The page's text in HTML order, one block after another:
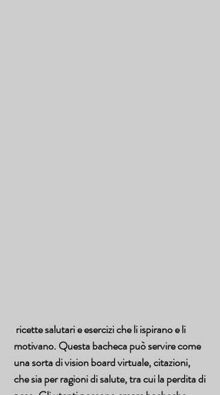
motivano. Questa bacheca può servire come
una sorta di vision board virtuale, citazioni,
che sia per ragioni di salute, tra cui la perdita di